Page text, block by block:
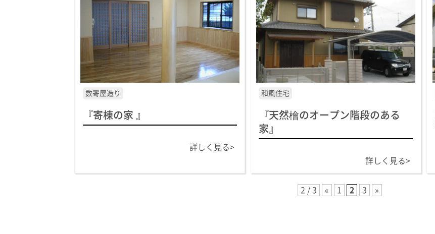
数寄屋造り
『寄棟の家 』
詳しく見る>
和風住宅
『天然檜のオープン階段のある
家』
詳しく見る>
2 / 3 « 1 2 3 »